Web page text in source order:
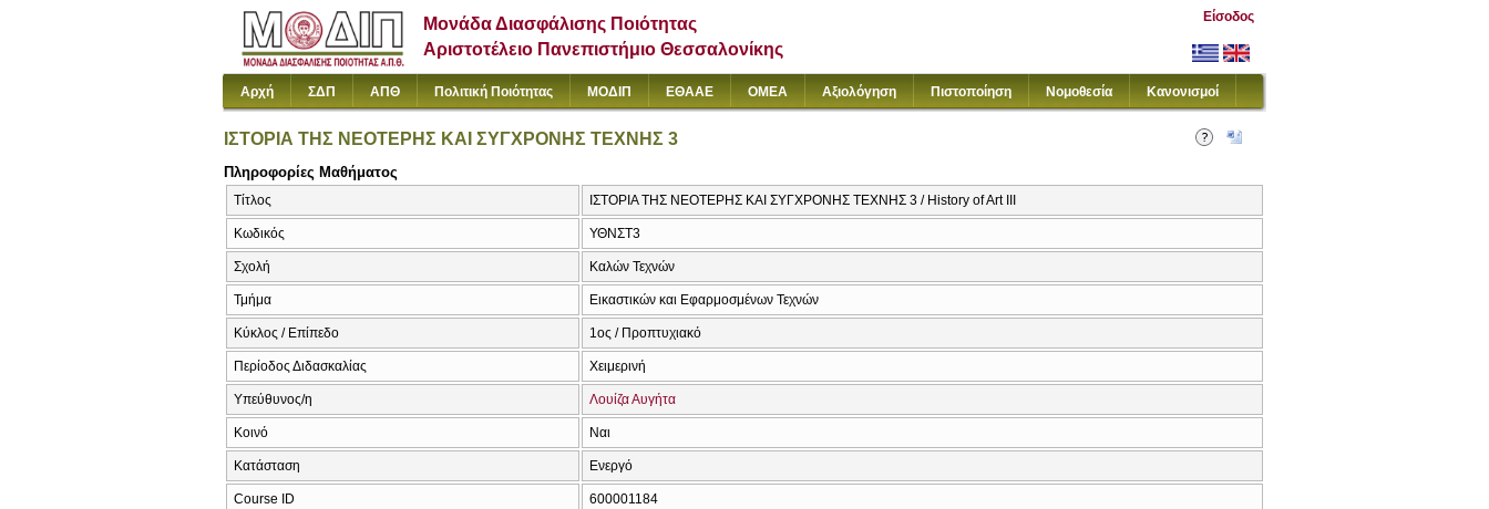
Μονάδα Διασφάλισης Ποιότητας
Αριστοτέλειο Πανεπιστήμιο Θεσσαλονίκης
Είσοδος
Αρχή ΣΔΠ ΑΠΘ Πολιτική Ποιότητας ΜΟΔΙΠ ΕΘΑΑΕ ΟΜΕΑ Αξιολόγηση Πιστοποίηση Νομοθεσία Κανονισμοί
ΙΣΤΟΡΙΑ ΤΗΣ ΝΕΟΤΕΡΗΣ ΚΑΙ ΣΥΓΧΡΟΝΗΣ ΤΕΧΝΗΣ 3
Πληροφορίες Μαθήματος
Τίτλος ΙΣΤΟΡΙΑ ΤΗΣ ΝΕΟΤΕΡΗΣ ΚΑΙ ΣΥΓΧΡΟΝΗΣ ΤΕΧΝΗΣ 3 / History of Art III
Κωδικός ΥΘΝΣΤ3
Σχολή Καλών Τεχνών
Τμήμα Εικαστικών και Εφαρμοσμένων Τεχνών
Κύκλος / Επίπεδο 1ος / Προπτυχιακό
Περίοδος Διδασκαλίας Χειμερινή
Υπεύθυνος/η Λουίζα Αυγήτα
Κοινό Ναι
Κατάσταση Ενεργό
Course ID 600001184